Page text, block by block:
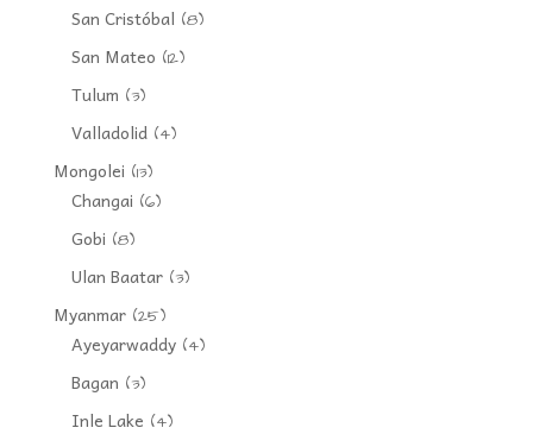
San Cristóbal (8)
San Mateo (12)
Tulum (3)
Valladolid(4)
Mongolei (13)
Changai (6)
Gobi (8)
Ulan Baatar(3)
Myanmar(25)
Ayeyarwaddy(4)
Bagan (3)
Inle Lake (4)